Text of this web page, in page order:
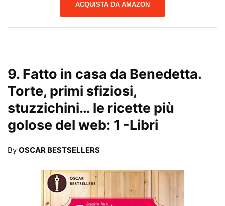
ACQUISTA DA AMAZON
9. Fatto in casa da Benedetta.
Torte, primi sfiziosi,
stuzzichini… le ricette più
golose del web: 1 -Libri
By OSCAR BESTSELLERS